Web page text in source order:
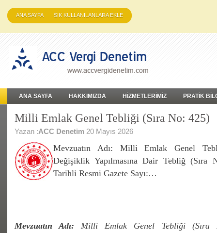
ANA SAYFA SIK KULLANILANLARA EKLE
ANA SAYFA HAKKIMIZDA HİZMETLERİMİZ PRATİK
Milli Emlak Genel Tebliği (Sıra No: 425)
Yazan :ACC Denetim 20 Mayıs 2026
Mevzuatın Adı: Milli Emlak Genel
Değişiklik Yapılmasına Dair Tebliğ (Sıra
Tarihli Resmi Gazete Sayı:…
Mevzuatın Adı: Milli Emlak Genel Tebliği (Sıra